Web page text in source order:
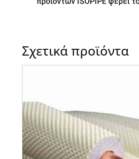
Σχετικά προϊόντα